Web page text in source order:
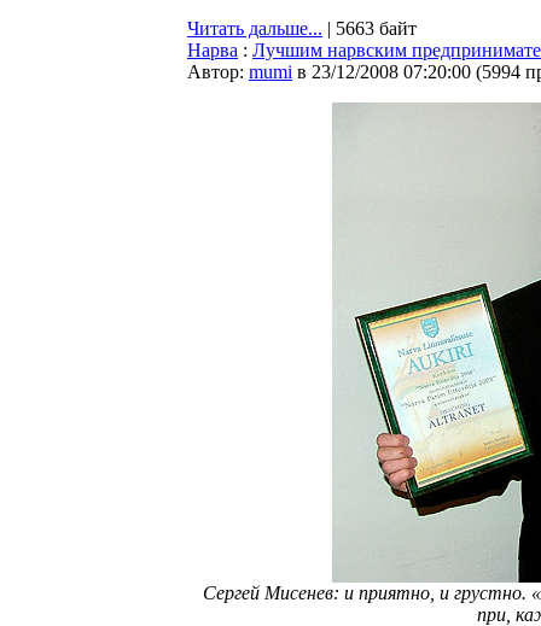
Читать дальше... | 5663 байт
Нарва : Лучшим нарвским
Автор: mumi в 23/12/2008 07:20:00 (5994
Сергей Мисенев: и приятно, и грустно.
при,